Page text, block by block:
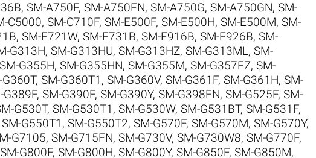
, SM-A750F, SM-A750FN, SM-A750G, SM-A750GN, SM-
C5000, SM-C710F, SM-E500F, SM-E500H, SM-E500M, SM-
, SM-F721W, SM-F731B, SM-F916B, SM-F926B, SM-
G313H, SM-G313HU, SM-G313HZ, SM-G313ML, SM-
SM-G355H, SM-G355HN, SM-G355M, SM-G357FZ, SM-
G360T, SM-G360T1 , SM-G360V, SM-G361F, SM-G361H, SM-
G389F, SM-G390F, SM-G390Y, SM-G398FN, SM-G525F, SM-
G530T, SM-G530T1 , SM-G530W, SM-G531BT, SM-G531F,
SM-G550T1 , SM-G550T2, SM-G570F, SM-G570M, SM-G570Y,
G7105, SM-G715FN, SM-G730V, SM-G730W8, SM-G770F,
SM-G800F, SM-G800H, SM-G800Y, SM-G850F, SM-G850M,